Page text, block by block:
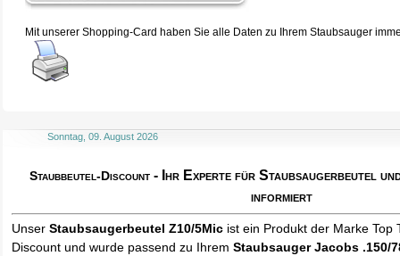
Mit unserer Shopping-Card haben Sie alle Daten zu Ihrem Staubsauger
Sonntag, 09. August 2026
Staubbeutel-Discount - Ihr Experte für Staubsaugerbeutel
informiert
UnserStaubsaugerbeutel Z10/5Mic ist ein Produkt der Marke Top
Discount und wurde passend zu IhremStaubsauger Jacobs .150/